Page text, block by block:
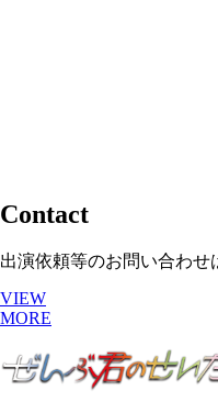
Facebook
Twitter
共
Contact
出演依頼等のお問い合わせ
VIEW
MORE